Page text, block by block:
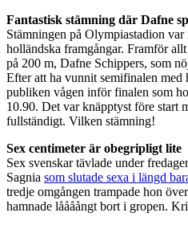
Fantastisk stämning där Dafne
Stämningen på Olympiastadion
holländska framgångar. Framför
på 200 m, Dafne Schippers, som
Efter att ha vunnit semifinalen med
publiken vågen inför finalen som
10.90. Det var knäpptyst före start
fullständigt. Vilken stämning!
Sex centimeter är obegripligt lite
Sex svenskar tävlade under
Sagnia som slutade sexa i längd
tredje omgången trampade hon
hamnade låååångt bort i gropen.